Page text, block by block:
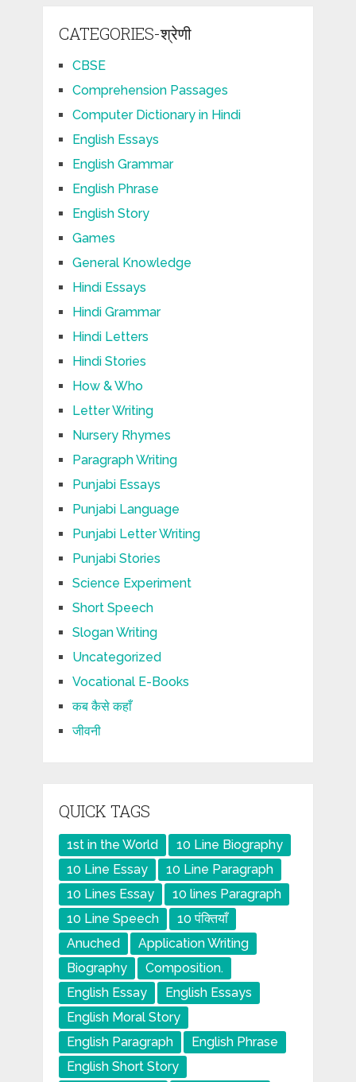
CATEGORIES-श्रेणी
CBSE
Comprehension Passages
Computer Dictionary in Hindi
English Essays
English Grammar
English Phrase
English Story
Games
General Knowledge
Hindi Essays
Hindi Grammar
Hindi Letters
Hindi Stories
How & Who
Letter Writing
Nursery Rhymes
Paragraph Writing
Punjabi Essays
Punjabi Language
Punjabi Letter Writing
Punjabi Stories
Science Experiment
Short Speech
Slogan Writing
Uncategorized
Vocational E-Books
कब कैसे कहाँ
जीवनी
QUICK TAGS
1st in the World
10 Line Biography
10 Line Essay
10 Line Paragraph
10 Lines Essay
10 lines Paragraph
10 Line Speech
10 पंक्तियाँ
Anuched
Application Writing
Biography
Composition.
English Essay
English Essays
English Moral Story
English Paragraph
English Phrase
English Short Story